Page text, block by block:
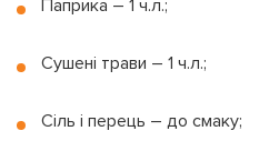
Паприка – 1 ч.л.;
Сушені трави – 1 ч.л.;
Сіль і перець – до смаку;